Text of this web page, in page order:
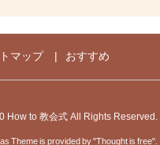
マップ おすすめ
How to 教会式 All Rights Reserved.
Theme is provided by "Thought is free".